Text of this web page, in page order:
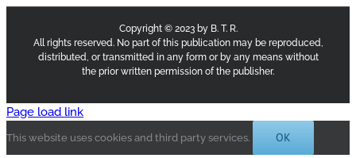
Copyright © 2023 by B. T. R.
All rights reserved. No part of this publication may be reproduced,
distributed, or transmitted in any form or by any means without
the prior written permission of the publisher.
Page load link
This website uses cookies and third party services. OK